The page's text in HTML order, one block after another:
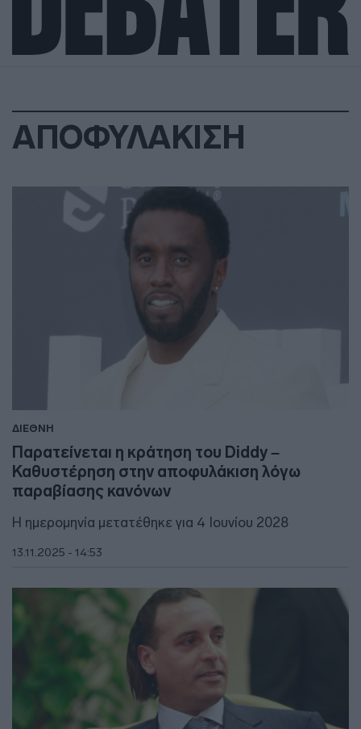
ΑΠΟΦΥΛΑΚΙΣΗ
ΔΙΕΘΝΗ
Παρατείνεται η κράτηση του Diddy –
Καθυστέρηση στην αποφυλάκιση λόγω
παραβίασης κανόνων
Η ημερομηνία μετατέθηκε για 4 Ιουνίου 2028
13.11.2025 - 14:53